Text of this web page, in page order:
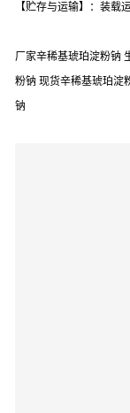
【贮存与运输】：装载
厂家辛稀基琥珀淀粉钠
粉钠 现货辛稀基琥珀淀
钠